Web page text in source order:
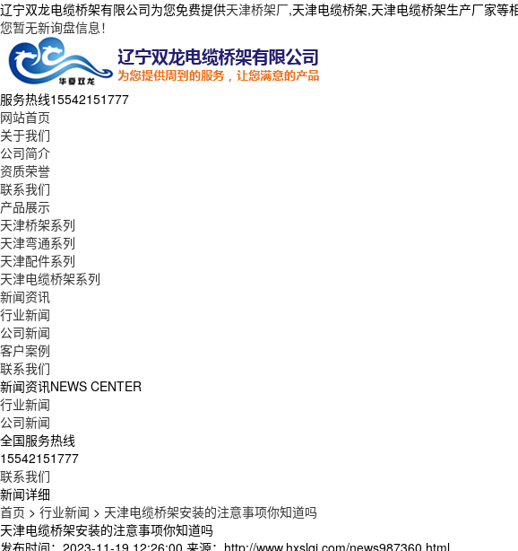
辽宁双龙电缆桥架有限公司为您免费提供天津桥架厂,天津电缆桥架,天津电缆桥架生产厂家等
您暂无新询盘信息！
服务热线15542151777
网站首页
关于我们
公司简介
资质荣誉
联系我们
产品展示
天津桥架系列
天津弯通系列
天津配件系列
天津电缆桥架系列
新闻资讯
行业新闻
公司新闻
客户案例
联系我们
新闻资讯NEWS CENTER
行业新闻
公司新闻
全国服务热线
15542151777
联系我们
新闻详细
首页 > 行业新闻 > 天津电缆桥架安装的注意事项你知道吗
天津电缆桥架安装的注意事项你知道吗
发布时间：2023-11-19 12:26:00 来源：http://www.hxslqj.com/news987360.html